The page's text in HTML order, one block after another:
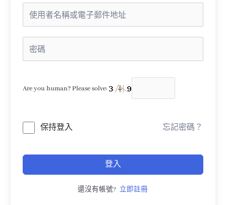
Are you human? Please solve:
保持登入 忘記密碼？
登入
還沒有帳號? 立即註冊